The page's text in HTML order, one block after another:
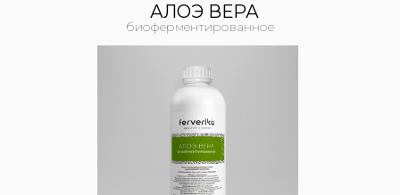
биоферментированное
АЛОЭ ВЕРА